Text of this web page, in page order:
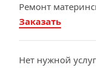
Ремонт
Заказать
Нет нужной